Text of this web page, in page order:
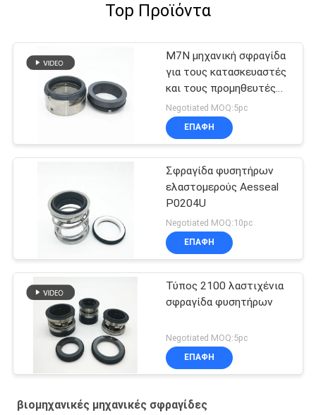
Top Προϊόντα
M7N μηχανική σφραγίδα
για τους κατασκευαστές
και τους προμηθευτές
σφραγίδων ανοίξεων
κυμάτων αντλιών
Negotiated MOQ:5pc
ΕΠΑΦΉ
Σφραγίδα φυσητήρων
ελαστομερούς Aesseal
P0204U
Negotiated MOQ:10pc
ΕΠΑΦΉ
Τύπος 2100 λαστιχένια
σφραγίδα φυσητήρων
Negotiated MOQ:5pc
ΕΠΑΦΉ
βιομηχανικές μηχανικές σφραγίδες